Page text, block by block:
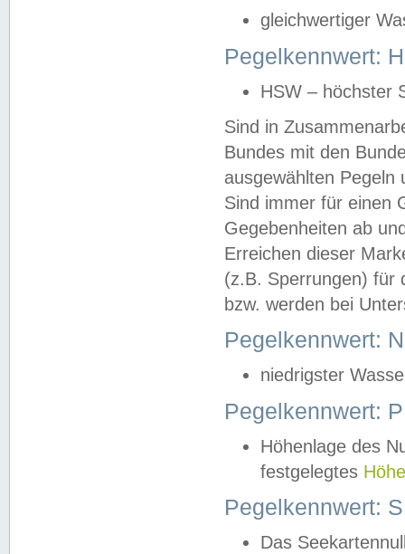
gleichwertiger
Pegelkennwert:
HSW – höchster
Sind in
Bundes mit den
ausgewählten
Sind immer für einen
Gegebenheiten ab
Erreichen dieser
(z.B. Sperrungen) für
bzw. werden bei
Pegelkennwert:
niedrigster
Pegelkennwert:
Höhenlage des
festgelegtes
Pegelkennwert:
Das